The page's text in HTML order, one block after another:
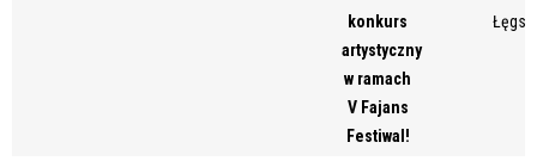
konkurs
artystyczny
w ramach
V Fajans
Festiwal!